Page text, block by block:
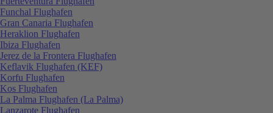
Funchal Flughafen
Gran Canaria Flughafen
Heraklion Flughafen
Ibiza Flughafen
Jerez de la Frontera Flughafen
Keflavik Flughafen (KEF)
Korfu Flughafen
Kos Flughafen
La Palma Flughafen (La Palma)
Lanzarote Flughafen